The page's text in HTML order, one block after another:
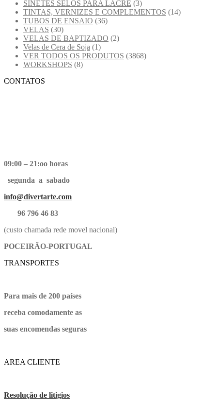
SINETES SELOS PARA LACRE (3)
TINTAS, VERNIZES E COMPLEMENTOS (14)
TUBOS DE ENSAIO (36)
VELAS (30)
VELAS DE BAPTIZADO (2)
Velas de Cera de Soja (1)
VER TODOS OS PRODUTOS (3868)
WORKSHOPS (8)
CONTATOS
09:00 – 21:oo horas
segunda a sabado
info@divertarte.com
96 796 46 83
(custo chamada rede movel nacional)
POCEIRÃO-PORTUGAL
TRANSPORTES
Para mais de 200 países
receba comodamente as
suas encomendas seguras
AREA CLIENTE
Resolução de litigios